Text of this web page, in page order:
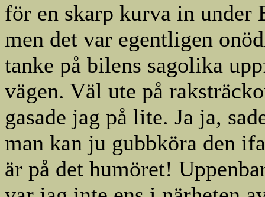
för en skarp kurva in under
men det var egentligen
tanke på bilens sagolika
vägen. Väl ute på
gasade jag på lite. Ja ja,
man kan ju gubbköra den
är på det humöret!